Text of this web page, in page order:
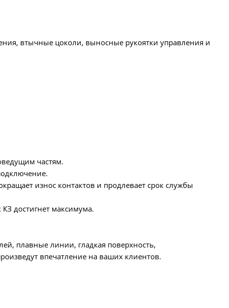
втычные цоколи, выносные рукоятки управления и
частям.
износ контактов и продлевает срок службы
достигнет максимума.
плавные линии, гладкая поверхность,
впечатление на ваших клиентов.